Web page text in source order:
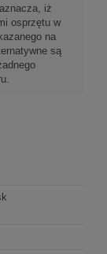
iż
osprzętu w
na
są